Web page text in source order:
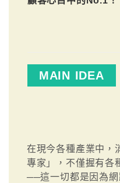
MAIN IDEA
在現今各種產業中，
專家」，不僅握有各
──這一切都是因為